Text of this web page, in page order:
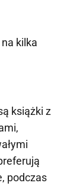
kilka
książki z
podczas